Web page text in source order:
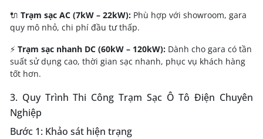
🔌 Trạm sạc AC (7kW – 22kW): Phù hợp với showroom, gara
quy mô nhỏ, chi phí đầu tư thấp.
⚡ Trạm sạc nhanh DC (60kW – 120kW): Dành cho gara có tần
suất sử dụng cao, thời gian sạc nhanh, phục vụ khách hàng
tốt hơn.
3. Quy Trình Thi Công Trạm Sạc Ô Tô Điện Chuyên
Nghiệp
Bước 1: Khảo sát hiện trạng